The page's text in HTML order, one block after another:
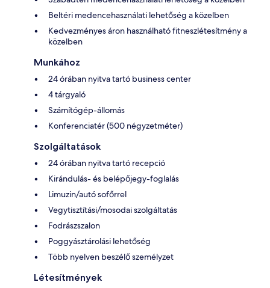
Beltéri medencehasználati lehetőség a közelben
Kedvezményes áron használható fitneszlétesítmény a
közelben
Munkához
24 órában nyitva tartó business center
4 tárgyaló
Számítógép-állomás
Konferenciatér (500 négyzetméter)
Szolgáltatások
24 órában nyitva tartó recepció
Kirándulás- és belépőjegy-foglalás
Limuzin/autó sofőrrel
Vegytisztítási/mosodai szolgáltatás
Fodrászszalon
Poggyásztárolási lehetőség
Több nyelven beszélő személyzet
Létesítmények